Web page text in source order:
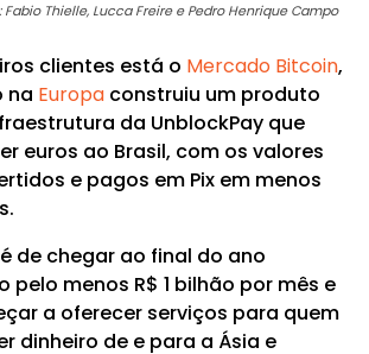
Thielle, Lucca Freire e Pedro Henrique Campo
clientes está o Mercado Bitcoin,
na Europaconstruiu um produto
da UnblockPay que
euros ao Brasil, com os valores
e pagos em Pix em menos
de chegar ao final do ano
pelo menos R$ 1 bilhão por mês e
a oferecer serviços para quem
dinheiro de e para a Ásia e